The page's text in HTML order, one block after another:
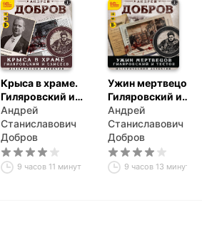
Крыса в храме.
Гиляровский и
Елисеев
Андрей
Станиславович
Добров
9 часов 11 минут
Ужин мертвецов.
Гиляровский и
Тестов
Андрей
Станиславович
Добров
9 часов 13 минут